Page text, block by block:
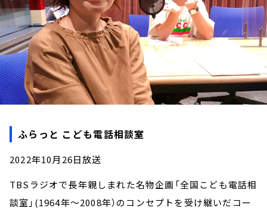
ふらっと こども電話相談室
2022年10月26日放送
TBSラジオで長年親しまれた名物企画「全国こども電話相
談室」(1964年～2008年）のコンセプトを受け継いだコー